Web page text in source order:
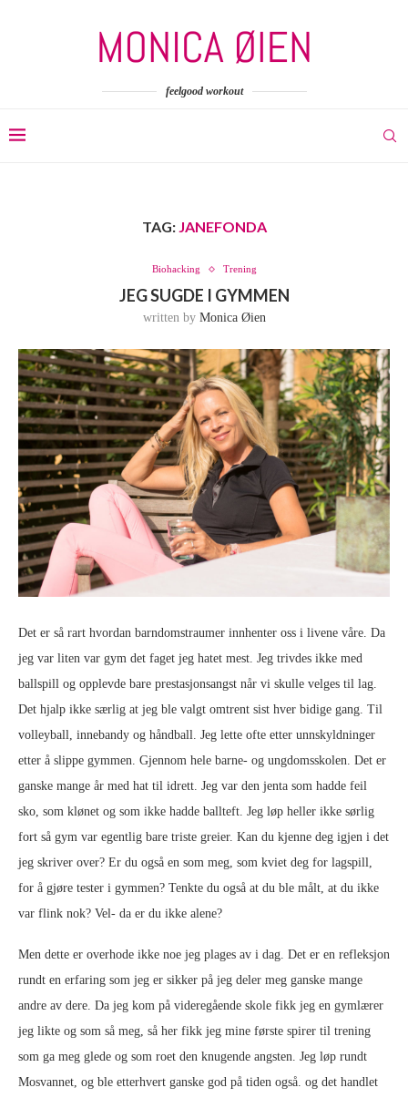
feelgood workout
TAG: JANEFONDA
Biohacking Trening
JEG SUGDE I GYMMEN
written by Monica Øien
Det er så rart hvordan barndomstraumer innhenter oss i livene våre. Da
jeg var liten var gym det faget jeg hatet mest. Jeg trivdes ikke med
ballspill og opplevde bare prestasjonsangst når vi skulle velges til lag.
Det hjalp ikke særlig at jeg ble valgt omtrent sist hver bidige gang. Til
volleyball, innebandy og håndball. Jeg lette ofte etter unnskyldninger
etter å slippe gymmen. Gjennom hele barne- og ungdomsskolen. Det er
ganske mange år med hat til idrett. Jeg var den jenta som hadde feil
sko, som klønet og som ikke hadde ballteft. Jeg løp heller ikke sørlig
fort så gym var egentlig bare triste greier. Kan du kjenne deg igjen i det
jeg skriver over? Er du også en som meg, som kviet deg for lagspill,
for å gjøre tester i gymmen? Tenkte du også at du ble målt, at du ikke
var flink nok? Vel- da er du ikke alene?
Men dette er overhode ikke noe jeg plages av i dag. Det er en refleksjon
rundt en erfaring som jeg er sikker på jeg deler meg ganske mange
andre av dere. Da jeg kom på videregående skole fikk jeg en gymlærer
jeg likte og som så meg, så her fikk jeg mine første spirer til trening
som ga meg glede og som roet den knugende angsten. Jeg løp rundt
Mosvannet, og ble etterhvert ganske god på tiden også. og det handlet